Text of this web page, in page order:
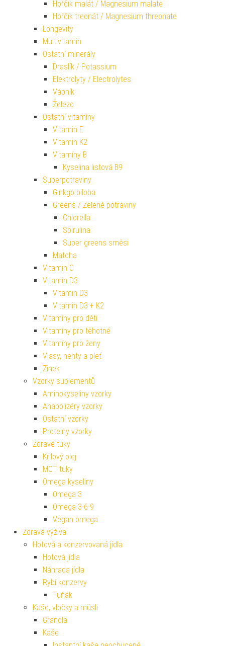
Hořčík malát / Magnesium malate
Hořčík treonát / Magnesium threonate
Longevity
Multivitamin
Ostatní minerály
Draslík / Potassium
Elektrolyty / Electrolytes
Vápník
Železo
Ostatní vitamíny
Vitamin E
Vitamin K2
Vitamíny B
Kyselina listová B9
Superpotraviny
Ginkgo biloba
Greens / Zelené potraviny
Chlorella
Spirulina
Super greens směsi
Matcha
Vitamin C
Vitamin D3
Vitamin D3
Vitamin D3 + K2
Vitamíny pro děti
Vitamíny pro těhotné
Vitamíny pro ženy
Vlasy, nehty a pleť
Zinek
Vzorky suplementů
Aminokyseliny vzorky
Anabolizéry vzorky
Ostatní vzorky
Proteiny vzorky
Zdravé tuky
Krilový olej
MCT tuky
Omega kyseliny
Omega 3
Omega 3-6-9
Vegan omega
Zdravá výživa
Hotová a konzervovaná jídla
Hotová jídla
Náhrada jídla
Rybí konzervy
Tuňák
Kaše, vločky a müsli
Granola
Kaše